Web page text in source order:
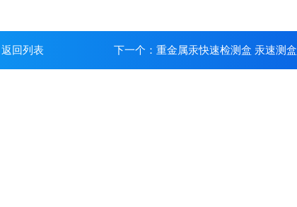
返回列表 下一个： 重金属汞快速检测盒 汞速测盒